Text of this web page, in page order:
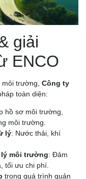
giải
ENCO
trường, Công ty
toàn diện:
hồ sơ môi trường,
môi trường.
lý: Nước thải, khí
môi trường: Đảm
tối ưu chi phí.
trong quá trình quản